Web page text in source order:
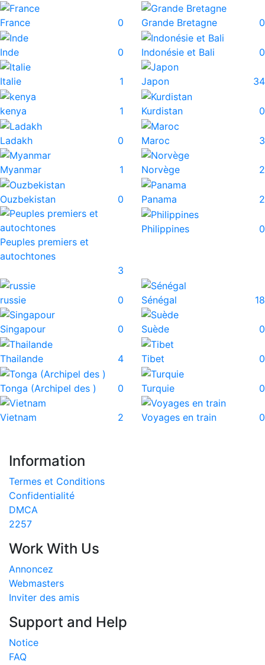
France 0 Grande Bretagne 0
Inde 0 Indonésie et Bali 0
Italie 1 Japon 34
kenya 1 Kurdistan 0
Ladakh 0 Maroc 3
Myanmar 1 Norvège 2
Ouzbekistan 0 Panama 2
Peuples premiers et
autochtones
3
Philippines 0
russie 0 Sénégal 18
Singapour 0 Suède 0
Thailande 4 Tibet 0
Tonga (Archipel des ) 0 Turquie 0
Vietnam 2 Voyages en train 0
Information
Termes et Conditions
Confidentialité
DMCA
2257
Work With Us
Annoncez
Webmasters
Inviter des amis
Support and Help
Notice
FAQ